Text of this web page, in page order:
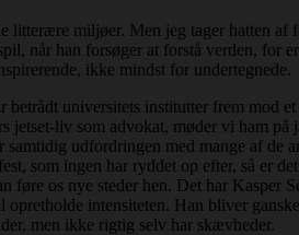
miljøer. Men jeg tager hatten af
når han forsøger at forstå verden, for
ikke mindst for undertegnede.
betrådt universitets institutter frem
jetset-liv som advokat, møder vi ham
udfordringen med mange af de
som ingen har ryddet op efter, så er
os nye steder hen. Det har Kasper
intensiteten. Han bliver
men ikke rigtig selv har skævheder.